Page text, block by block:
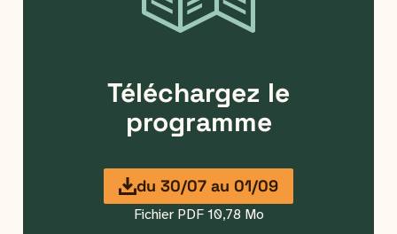
Téléchargez le
programme
du 30/07 au 01/09
Fichier PDF 10,78 Mo